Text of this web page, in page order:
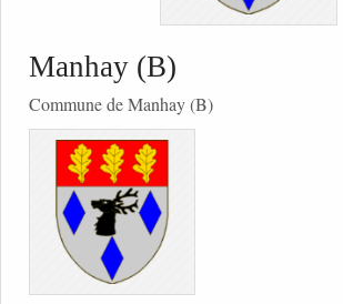
Manhay (B)
Commune de Manhay (B)